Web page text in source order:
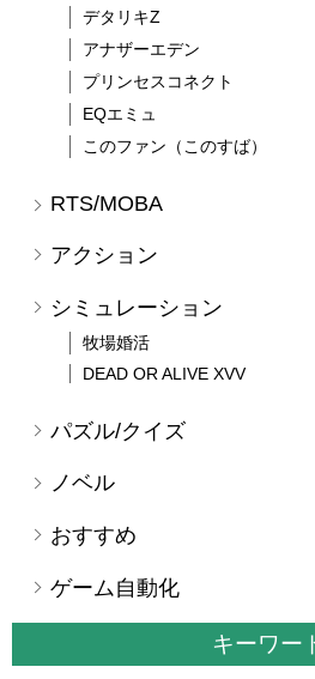
デタリキZ
アナザーエデン
プリンセスコネクト
EQエミュ
このファン（このすば）
RTS/MOBA
アクション
シミュレーション
牧場婚活
DEAD OR ALIVE XVV
パズル/クイズ
ノベル
おすすめ
ゲーム自動化
キーワー